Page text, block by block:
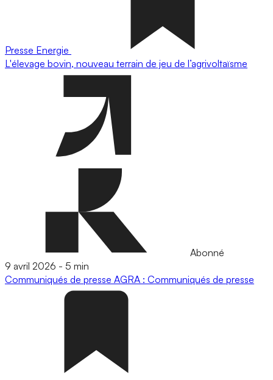
Presse Energie
L'élevage bovin, nouveau terrain de jeu de l’agrivoltaïsme
Abonné
9 avril 2026 - 5 min
Communiqués de presse AGRA : Communiqués de presse